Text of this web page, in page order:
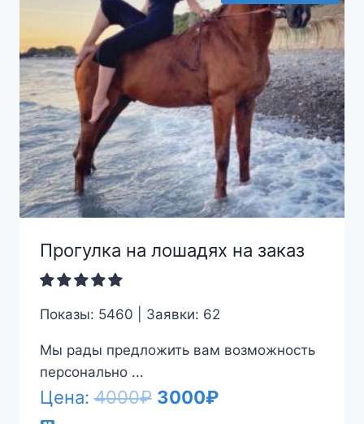
Прогулка на лошадях на заказ
Показы: 5460 | Заявки: 62
Мы рады предложить вам возможность
персонально ...
Цена:4000₽ Первоначальная
3000₽Текущая